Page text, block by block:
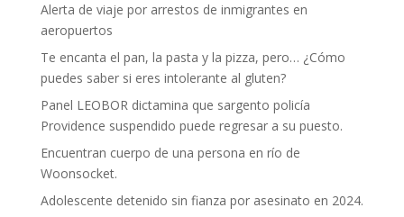
Alerta de viaje por arrestos de inmigrantes en
aeropuertos
Te encanta el pan, la pasta y la pizza, pero… ¿Cómo
puedes saber si eres intolerante al gluten?
Panel LEOBOR dictamina que sargento policía
Providence suspendido puede regresar a su puesto.
Encuentran cuerpo de una persona en río de
Woonsocket.
Adolescente detenido sin fianza por asesinato en 2024.